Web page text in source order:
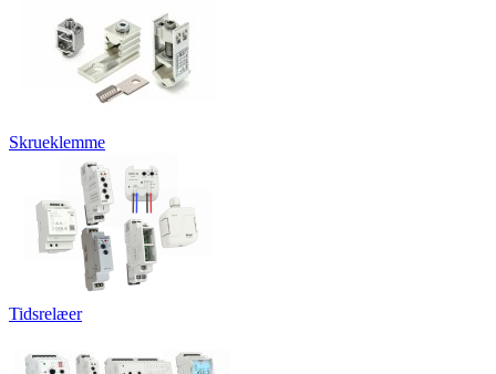
Skrueklemme
Tidsrelæer